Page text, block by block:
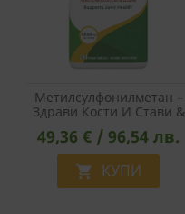
Метилсулфонилметан –
Здрави Кости И Стави &
Млада Кожа - OptiMSM®
- 1000 Mg, 200 Таблетки
49,36 € / 96,54 лв.
 КУПИ